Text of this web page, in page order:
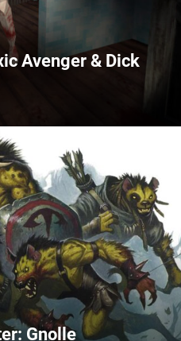
Avenger & Dick
Gnolle